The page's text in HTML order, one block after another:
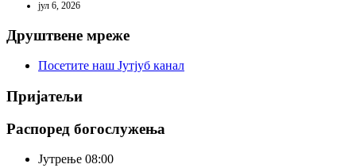
јул 6, 2026
Друштвене мреже
Посетите наш Јутјуб канал
Пријатељи
Распоред богослужења
Јутрење 08:00